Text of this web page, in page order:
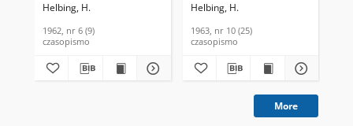
Helbing, H.
1962, nr 6 (9)
czasopismo
Helbing, H.
1963, nr 10 (25)
czasopismo
More